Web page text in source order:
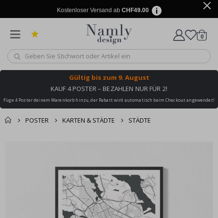
Kostenloser Versand ab CHF49.00
Wagen
0
Gültig bis zum 9. August
KAUF 4 POSTER – BEZAHLEN NUR FÜR 2!
Füge 4 Poster deinem Warenkorb hinzu, der Rabatt wird automatisch beim Checkout angewendet!
POSTER KARTEN & STÄDTE STÄDTE